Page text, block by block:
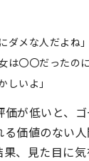
ダメな人だよね」
は〇〇だったのに
しいよ」
が低いと、
る価値のない
果、見た目に